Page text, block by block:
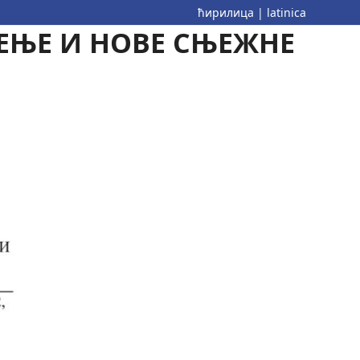
ћирилица | latinica
И НОВЕ СЊЕЖНЕ